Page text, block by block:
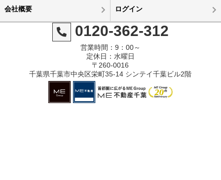
会社概要 ログイン
0120-362-312
営業時間：9：00～
定休日：水曜日
〒260-0016
千葉県千葉市中央区栄町35-14 シンテイ千葉ビル2階